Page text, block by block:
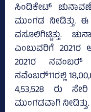
ಸಿಂಡಿಕೇಟ್‌ ಚುನಾವಣೆ
ಮುಂಗಡ ನೀಡಿತ್ತು. ಈ
ವಸೂಲಿಗಿಟ್ಟಿತ್ತು.
ಎಂಬುವರಿಗೆ 2021ರ
2021ರ ನವಂಬರ್‍‌
ನವೆಂಬರ್‍‌11ರಲ್ಲಿ
4,53,528 ರು ಸೇರಿ
ಮುಂಗಡವಾಗಿ ನೀಡಿತ್ತು.